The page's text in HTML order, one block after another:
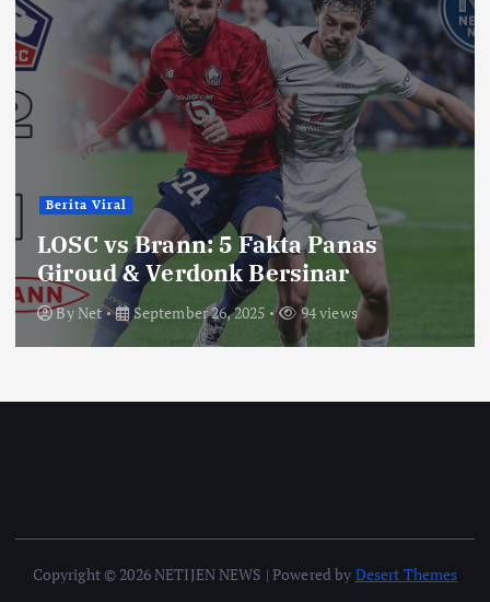
Berita Viral
LOSC vs Brann: 5 Fakta Panas
Giroud & Verdonk Bersinar
ByNet September 26, 2025 94 views
Copyright © 2026 NETIJEN NEWS | Powered by Desert Themes